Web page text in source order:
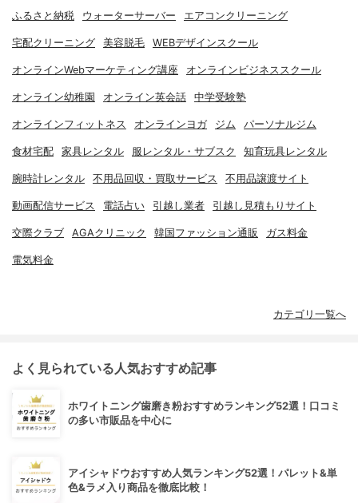
ふるさと納税 ウォーターサーバー エアコンクリーニング
宅配クリーニング 美容脱毛 WEBデザインスクール
オンラインWebマーケティング講座 オンラインビジネススクール
オンライン幼稚園 オンライン英会話 中学受験塾
オンラインフィットネス オンラインヨガ ジム パーソナルジム
食材宅配 家具レンタル 服レンタル・サブスク 知育玩具レンタル
腕時計レンタル 不用品回収・買取サービス 不用品譲渡サイト
動画配信サービス 電話占い 引越し業者 引越し見積もりサイト
交際クラブ AGAクリニック 韓国ファッション通販 ガス料金
電気料金
カテゴリ一覧へ
よく見られている人気おすすめ記事
ホワイトニング歯磨き粉おすすめランキング52選！口コミ
の多い市販品を中心に
アイシャドウおすすめ人気ランキング52選！パレット&単
色&ラメ入り商品を徹底比較！